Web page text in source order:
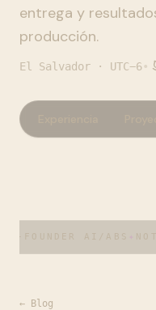
entrega y
producción.
El Salvador · UTC−6•
FOUNDER AI/ABS ✦
← Blog